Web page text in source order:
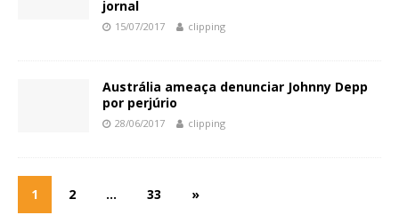
jornal
15/07/2017 clipping
Austrália ameaça denunciar Johnny Depp
por perjúrio
28/06/2017 clipping
1 2 … 33 »